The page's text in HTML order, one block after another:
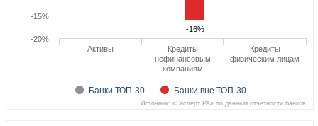
-16%
-16%
Банки ТОП-30 Банки вне ТОП-30
Активы
Кредиты
нефинансовым
компаниям
Кредиты
физическим лицам
-20%
-15%
Источник: «Эксперт РА» по данным отчетности банков